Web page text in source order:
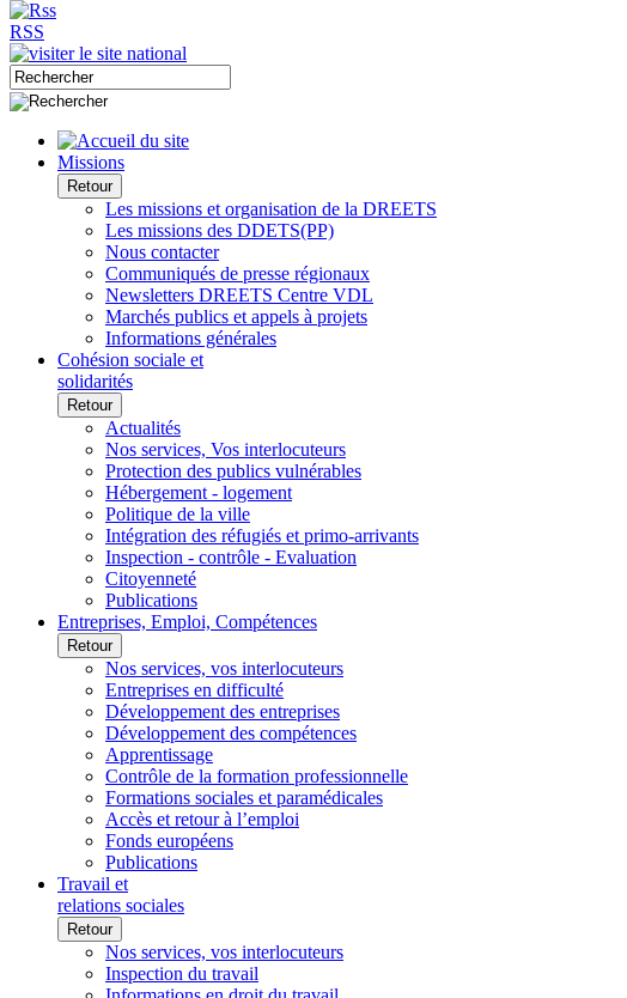
RSS
Missions
Retour
Les missions et organisation de la DREETS
Les missions des DDETS(PP)
Nous contacter
Communiqués de presse régionaux
Newsletters DREETS Centre VDL
Marchés publics et appels à projets
Informations générales
Cohésion sociale et
solidarités
Retour
Actualités
Nos services, Vos interlocuteurs
Protection des publics vulnérables
Hébergement - logement
Politique de la ville
Intégration des réfugiés et primo-arrivants
Inspection - contrôle - Evaluation
Citoyenneté
Publications
Entreprises, Emploi, Compétences
Retour
Nos services, vos interlocuteurs
Entreprises en difficulté
Développement des entreprises
Développement des compétences
Apprentissage
Contrôle de la formation professionnelle
Formations sociales et paramédicales
Accès et retour à l’emploi
Fonds européens
Publications
Travail et
relations sociales
Retour
Nos services, vos interlocuteurs
Inspection du travail